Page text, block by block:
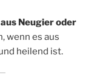
Neugier oder
wenn es aus
heilend ist.